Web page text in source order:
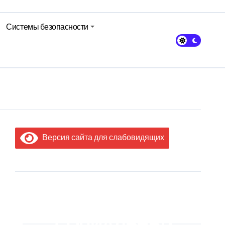
питании
Системы безопасности
Версия сайта для слабовидящих